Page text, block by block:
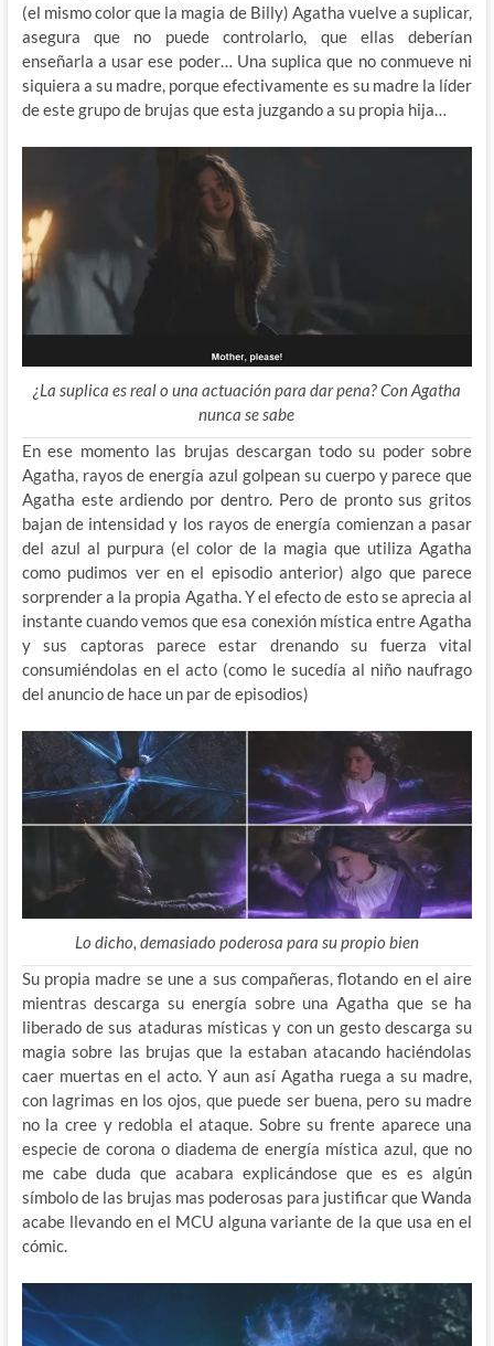
(el mismo color que la magia de Billy) Agatha vuelve a suplicar,
asegura que no puede controlarlo, que ellas deberían
enseñarla a usar ese poder… Una suplica que no conmueve ni
siquiera a su madre, porque efectivamente es su madre la líder
de este grupo de brujas que esta juzgando a su propia hija…
¿La suplica es real o una actuación para dar pena? Con Agatha
nunca se sabe
En ese momento las brujas descargan todo su poder sobre
Agatha, rayos de energía azul golpean su cuerpo y parece que
Agatha este ardiendo por dentro. Pero de pronto sus gritos
bajan de intensidad y los rayos de energía comienzan a pasar
del azul al purpura (el color de la magia que utiliza Agatha
como pudimos ver en el episodio anterior) algo que parece
sorprender a la propia Agatha. Y el efecto de esto se aprecia al
instante cuando vemos que esa conexión mística entre Agatha
y sus captoras parece estar drenando su fuerza vital
consumiéndolas en el acto (como le sucedía al niño naufrago
del anuncio de hace un par de episodios)
Lo dicho, demasiado poderosa para su propio bien
Su propia madre se une a sus compañeras, flotando en el aire
mientras descarga su energía sobre una Agatha que se ha
liberado de sus ataduras místicas y con un gesto descarga su
magia sobre las brujas que la estaban atacando haciéndolas
caer muertas en el acto. Y aun así Agatha ruega a su madre,
con lagrimas en los ojos, que puede ser buena, pero su madre
no la cree y redobla el ataque. Sobre su frente aparece una
especie de corona o diadema de energía mística azul, que no
me cabe duda que acabara explicándose que es es algún
símbolo de las brujas mas poderosas para justificar que Wanda
acabe llevando en el MCU alguna variante de la que usa en el
cómic.